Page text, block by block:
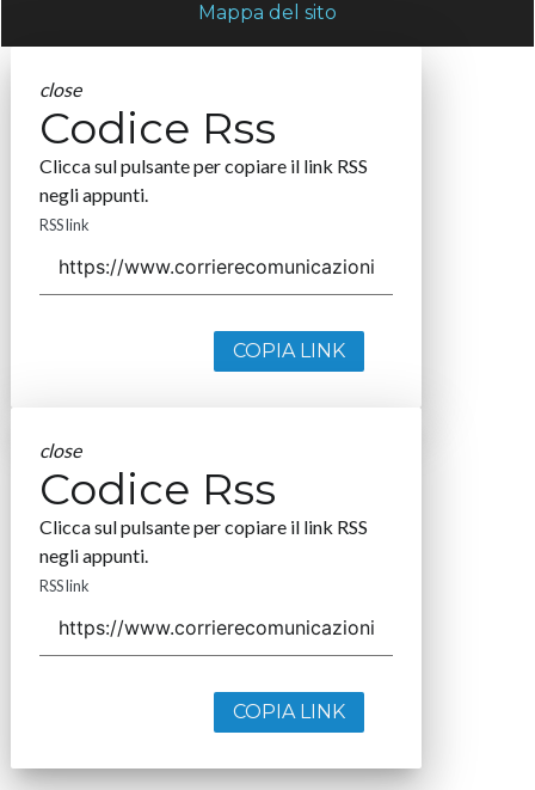
Mappa del sito
close
Codice Rss
Clicca sul pulsante per copiare il link RSS
negli appunti.
RSS link
COPIA LINK
close
Codice Rss
Clicca sul pulsante per copiare il link RSS
negli appunti.
RSS link
COPIA LINK